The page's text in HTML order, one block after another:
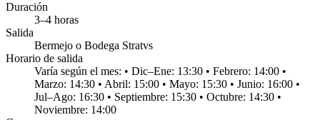
Duración
3–4 horas
Salida
Bermejo o Bodega Stratvs
Horario de salida
Varía según el mes: • Dic–Ene: 13:30 • Febrero: 14:00 •
Marzo: 14:30 • Abril: 15:00 • Mayo: 15:30 • Junio: 16:00 •
Jul–Ago: 16:30 • Septiembre: 15:30 • Octubre: 14:30 •
Noviembre: 14:00